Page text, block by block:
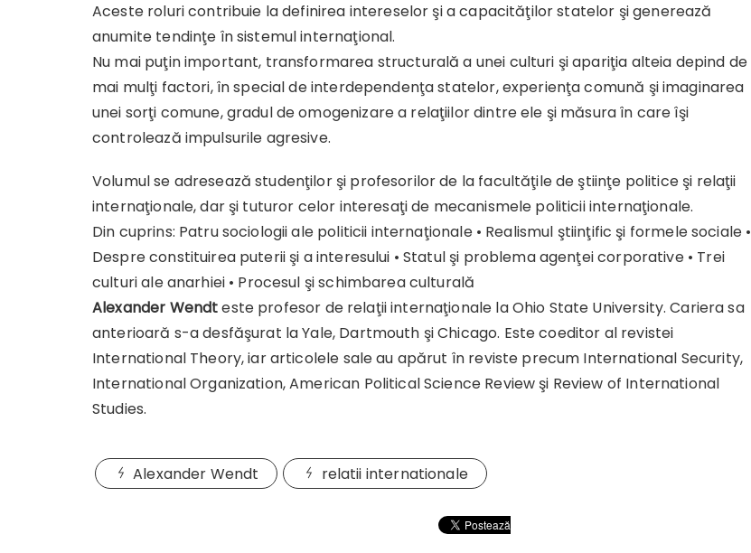
Aceste roluri contribuie la definirea intereselor şi a capacităţilor statelor şi generează
anumite tendinţe în sistemul internaţional.
Nu mai puţin important, transformarea structurală a unei culturi şi apariţia alteia depind de
mai mulţi factori, în special de interdependenţa statelor, experienţa comună şi imaginarea
unei sorţi comune, gradul de omogenizare a relaţiilor dintre ele şi măsura în care îşi
controlează impulsurile agresive.
Volumul se adresează studenţilor şi profesorilor de la facultăţile de ştiinţe politice şi relaţii
internaţionale, dar şi tuturor celor interesaţi de mecanismele politicii internaţionale.
Din cuprins: Patru sociologii ale politicii internaţionale • Realismul ştiinţific şi formele sociale •
Despre constituirea puterii şi a interesului • Statul şi problema agenţei corporative • Trei
culturi ale anarhiei • Procesul şi schimbarea culturală
Alexander Wendteste profesor de relaţii internaţionale la Ohio State University. Cariera sa
anterioară s-a desfăşurat la Yale, Dartmouth şi Chicago. Este coeditor al revistei
International Theory, iar articolele sale au apărut în reviste precum International Security,
International Organization, American Political Science Review şi Review of International
Studies.
Alexander Wendt relatii internationale